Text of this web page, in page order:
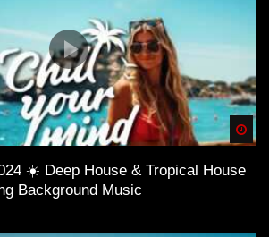
☀️ Deep House & Tropical House
Background Music